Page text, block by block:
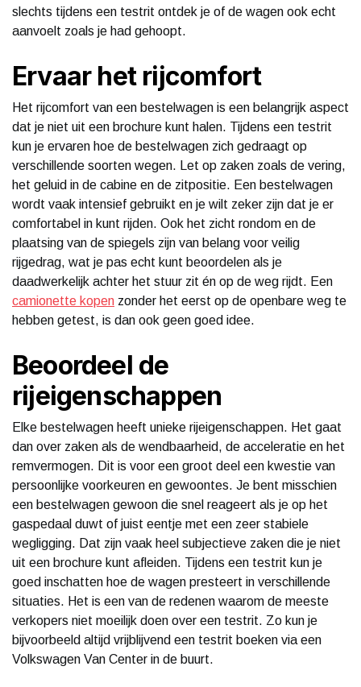
slechts tijdens een testrit ontdek je of de wagen ook echt
aanvoelt zoals je had gehoopt.
Ervaar het rijcomfort
Het rijcomfort van een bestelwagen is een belangrijk aspect
dat je niet uit een brochure kunt halen. Tijdens een testrit
kun je ervaren hoe de bestelwagen zich gedraagt op
verschillende soorten wegen. Let op zaken zoals de vering,
het geluid in de cabine en de zitpositie. Een bestelwagen
wordt vaak intensief gebruikt en je wilt zeker zijn dat je er
comfortabel in kunt rijden. Ook het zicht rondom en de
plaatsing van de spiegels zijn van belang voor veilig
rijgedrag, wat je pas echt kunt beoordelen als je
daadwerkelijk achter het stuur zit én op de weg rijdt. Een
camionette kopen zonder het eerst op de openbare weg te
hebben getest, is dan ook geen goed idee.
Beoordeel de
rijeigenschappen
Elke bestelwagen heeft unieke rijeigenschappen. Het gaat
dan over zaken als de wendbaarheid, de acceleratie en het
remvermogen. Dit is voor een groot deel een kwestie van
persoonlijke voorkeuren en gewoontes. Je bent misschien
een bestelwagen gewoon die snel reageert als je op het
gaspedaal duwt of juist eentje met een zeer stabiele
wegligging. Dat zijn vaak heel subjectieve zaken die je niet
uit een brochure kunt afleiden. Tijdens een testrit kun je
goed inschatten hoe de wagen presteert in verschillende
situaties. Het is een van de redenen waarom de meeste
verkopers niet moeilijk doen over een testrit. Zo kun je
bijvoorbeeld altijd vrijblijvend een testrit boeken via een
Volkswagen Van Center in de buurt.